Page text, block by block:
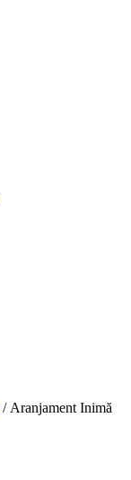
/ Aranjament Inimă